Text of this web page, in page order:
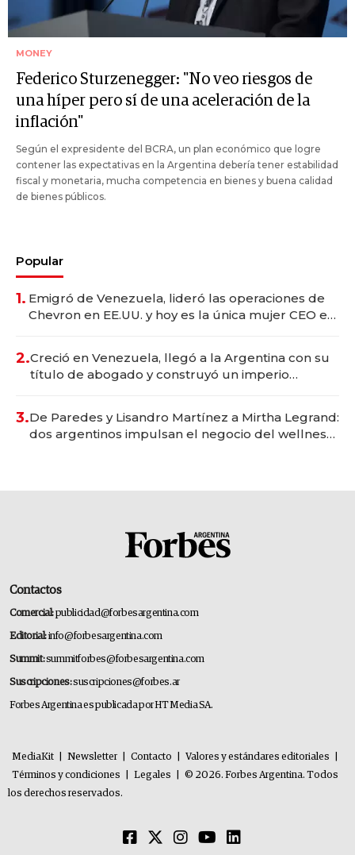
MONEY
Federico Sturzenegger: "No veo riesgos de
una híper pero sí de una aceleración de la
inflación"
Según el expresidente del BCRA, un plan económico que logre
contener las expectativas en la Argentina debería tener estabilidad
fiscal y monetaria, mucha competencia en bienes y buena calidad
de bienes públicos.
Popular
1. Emigró de Venezuela, lideró las operaciones de
Chevron en EE.UU. y hoy es la única mujer CEO en
2.Creció en Venezuela, llegó a la Argentina con su
título de abogado y construyó un imperio
3.De Paredes y Lisandro Martínez a Mirtha Legrand:
dos argentinos impulsan el negocio del wellness
Contactos
Comercial:publicidad@forbesargentina.com
Editorial:info@forbesargentina.com
Summit:summitforbes@forbesargentina.com
Suscripciones:suscripciones@forbes.ar
Forbes Argentina es publicada por HT Media SA.
MediaKit Newsletter Contacto Valores y estándares editoriales
Términos y condiciones
Legales
© 2026. Forbes Argentina. Todos
los derechos reservados.